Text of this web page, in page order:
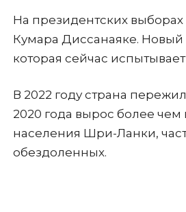
На президентских
Кумара Диссанаяке. Новый
которая сейчас
В 2022 году страна
2020 года вырос более чем
населения Шри-Ланки,
обездоленных.